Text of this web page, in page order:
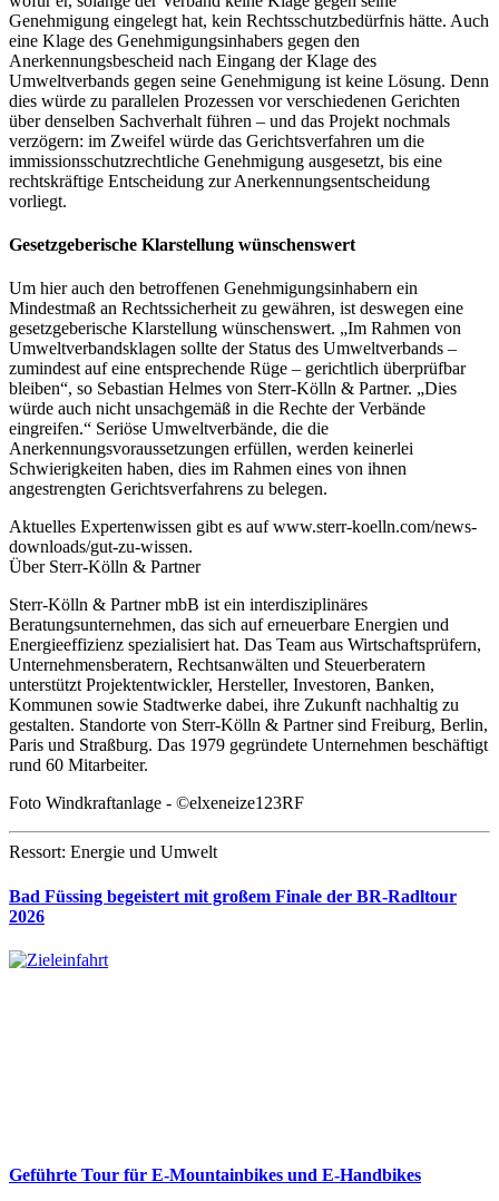
Genehmigung eingelegt hat, kein Rechtsschutzbedürfnis hätte. Auch
eine Klage des Genehmigungsinhabers gegen den
Anerkennungsbescheid nach Eingang der Klage des
Umweltverbands gegen seine Genehmigung ist keine Lösung. Denn
dies würde zu parallelen Prozessen vor verschiedenen Gerichten
über denselben Sachverhalt führen – und das Projekt nochmals
verzögern: im Zweifel würde das Gerichtsverfahren um die
immissionsschutzrechtliche Genehmigung ausgesetzt, bis eine
rechtskräftige Entscheidung zur Anerkennungsentscheidung
vorliegt.
Gesetzgeberische Klarstellung wünschenswert
Um hier auch den betroffenen Genehmigungsinhabern ein
Mindestmaß an Rechtssicherheit zu gewähren, ist deswegen eine
gesetzgeberische Klarstellung wünschenswert. „Im Rahmen von
Umweltverbandsklagen sollte der Status des Umweltverbands –
zumindest auf eine entsprechende Rüge – gerichtlich überprüfbar
bleiben“, so Sebastian Helmes von Sterr-Kölln & Partner. „Dies
würde auch nicht unsachgemäß in die Rechte der Verbände
eingreifen.“ Seriöse Umweltverbände, die die
Anerkennungsvoraussetzungen erfüllen, werden keinerlei
Schwierigkeiten haben, dies im Rahmen eines von ihnen
angestrengten Gerichtsverfahrens zu belegen.
Aktuelles Expertenwissen gibt es auf www.sterr-koelln.com/news-
downloads/gut-zu-wissen.
Über Sterr-Kölln & Partner
Sterr-Kölln & Partner mbB ist ein interdisziplinäres
Beratungsunternehmen, das sich auf erneuerbare Energien und
Energieeffizienz spezialisiert hat. Das Team aus Wirtschaftsprüfern,
Unternehmensberatern, Rechtsanwälten und Steuerberatern
unterstützt Projektentwickler, Hersteller, Investoren, Banken,
Kommunen sowie Stadtwerke dabei, ihre Zukunft nachhaltig zu
gestalten. Standorte von Sterr-Kölln & Partner sind Freiburg, Berlin,
Paris und Straßburg. Das 1979 gegründete Unternehmen beschäftigt
rund 60 Mitarbeiter.
Foto Windkraftanlage - ©elxeneize123RF
Ressort: Energie und Umwelt
Bad Füssing begeistert mit großem Finale der BR-Radltour
2026
Geführte Tour für E-Mountainbikes und E-Handbikes